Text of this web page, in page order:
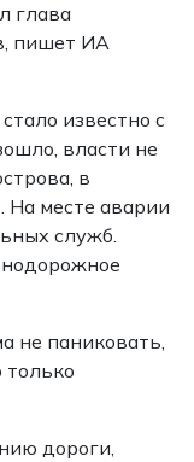
глава
пишет ИА
известно с
власти не
в
На месте аварии
служб.
не паниковать,
дороги,